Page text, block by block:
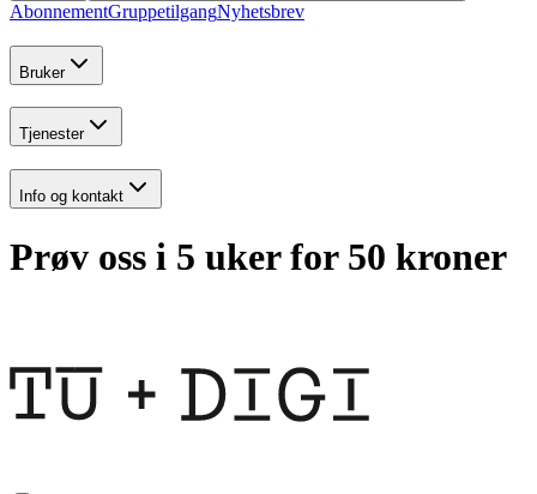
AbonnementGruppetilgangNyhetsbrev
Bruker
Tjenester
Info og kontakt
Prøv oss i 5 uker for 50 kroner